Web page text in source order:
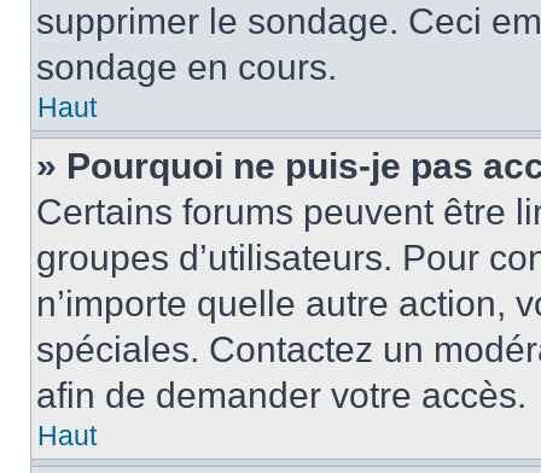
supprimer le sondage. Ceci
sondage en cours.
Haut
» Pourquoi ne puis-je pas
Certains forums peuvent être
groupes d’utilisateurs. Pour
n’importe quelle autre action,
spéciales. Contactez un
afin de demander votre accès.
Haut